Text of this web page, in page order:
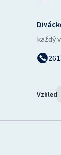
každý
Vzhled